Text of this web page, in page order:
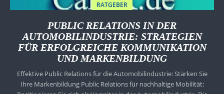
RATGEBER
PUBLIC RELATIONS IN DER
AUTOMOBILINDUSTRIE: STRATEGIEN
FÜR ERFOLGREICHE KOMMUNIKATION
UND MARKENBILDUNG
Effektive Public Relations für die Automobilindustrie: Stärken Sie
Ihre Markenbildung Public Relations für nachhaltige Mobilität: